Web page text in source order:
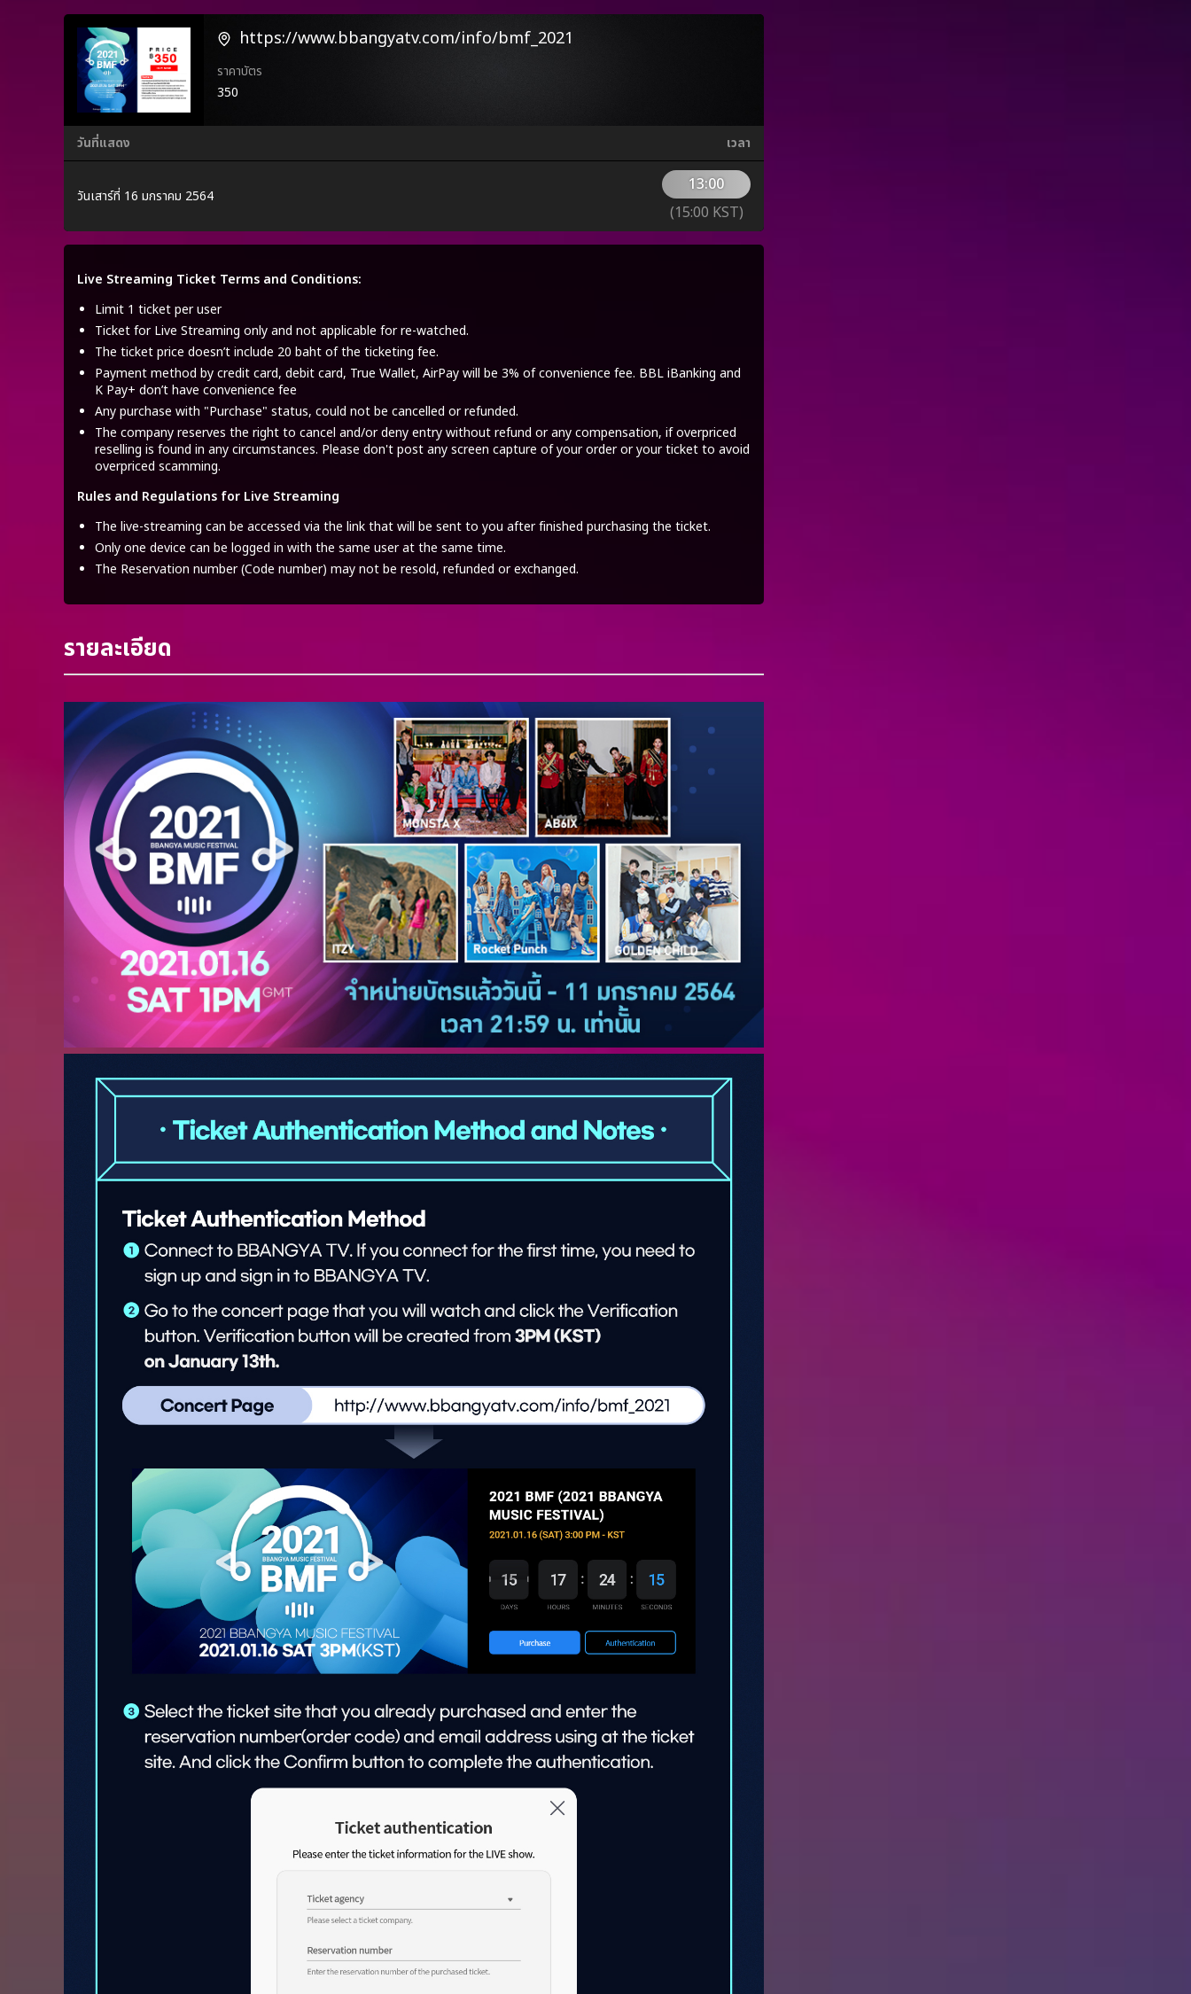
https://www.bbangyatv.com/info/bmf_2021
ราคาบัตร
350
วันที่แสดง เวลา
วันเสาร์ที่ 16 มกราคม 2564
13:00
(15:00 KST)
Live Streaming Ticket Terms and Conditions:
Limit 1 ticket per user
Ticket for Live Streaming only and not applicable for re-watched.
The ticket price doesn’t include 20 baht of the ticketing fee.
Payment method by credit card, debit card, True Wallet, AirPay will be 3% of convenience fee. BBL iBanking and
K Pay+ don’t have convenience fee
Any purchase with "Purchase" status, could not be cancelled or refunded.
The company reserves the right to cancel and/or deny entry without refund or any compensation, if overpriced
reselling is found in any circumstances. Please don't post any screen capture of your order or your ticket to avoid
overpriced scamming.
Rules and Regulations for Live Streaming
The live-streaming can be accessed via the link that will be sent to you after finished purchasing the ticket.
Only one device can be logged in with the same user at the same time.
The Reservation number (Code number) may not be resold, refunded or exchanged.
รายละเอียด